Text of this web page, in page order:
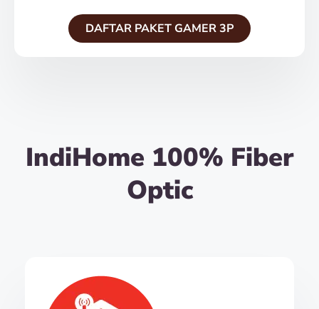
DAFTAR PAKET GAMER 3P
IndiHome 100% Fiber
Optic